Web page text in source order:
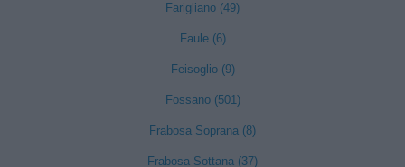
Farigliano (49)
Faule (6)
Feisoglio (9)
Fossano (501)
Frabosa Soprana (8)
Frabosa Sottana (37)